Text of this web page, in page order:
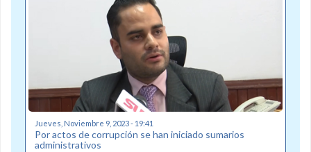
Jueves, Noviembre 9, 2023 - 19:41
Por actos de corrupción se han iniciado sumarios
administrativos